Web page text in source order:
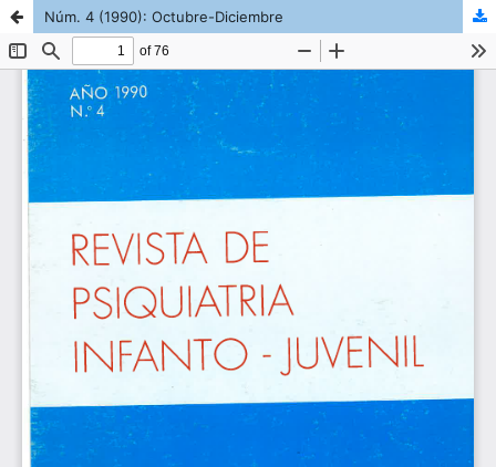
Núm. 4 (1990): Octubre-Diciembre